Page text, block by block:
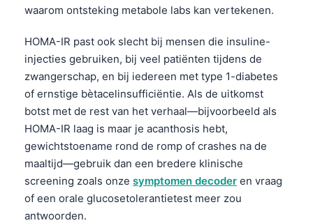
waarom ontsteking metabole labs kan vertekenen.
HOMA-IR past ook slecht bij mensen die insuline-
injecties gebruiken, bij veel patiënten tijdens de
zwangerschap, en bij iedereen met type 1-diabetes
of ernstige bètacelinsufficiëntie. Als de uitkomst
botst met de rest van het verhaal—bijvoorbeeld als
HOMA-IR laag is maar je acanthosis hebt,
gewichtstoename rond de romp of crashes na de
maaltijd—gebruik dan een bredere klinische
screening zoals onze symptomen decoder en vraag
of een orale glucosetolerantietest meer zou
antwoorden.